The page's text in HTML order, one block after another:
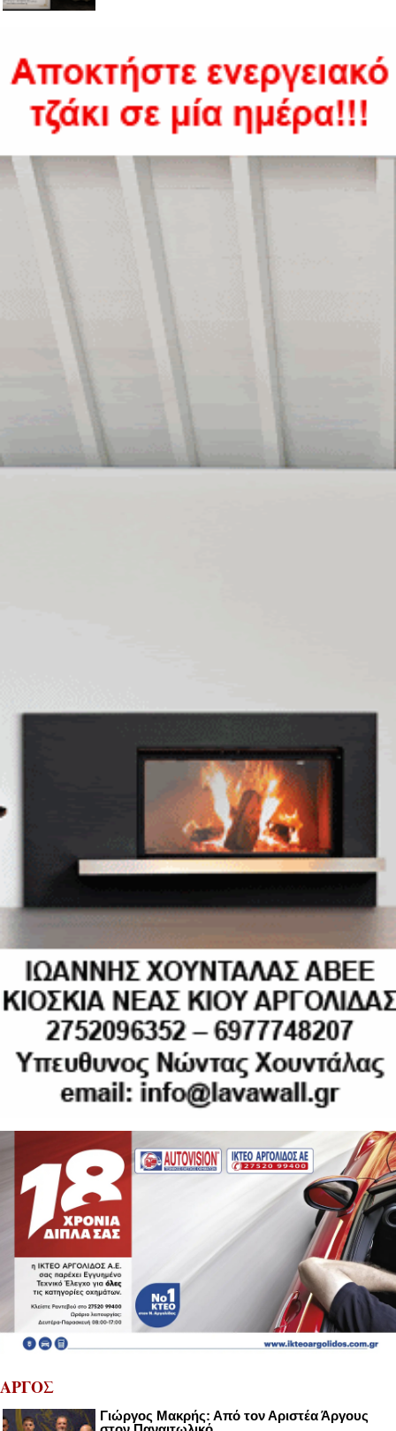
ΑΡΓΟΣ
Γιώργος Μακρής: Από τον Αριστέα Άργους